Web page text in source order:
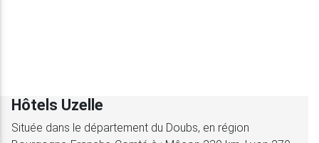
Hôtels Uzelle
Située dans le département du Doubs, en région